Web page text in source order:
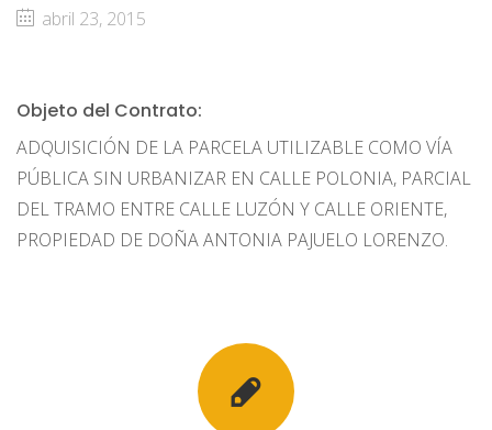
abril 23, 2015
Objeto del Contrato:
ADQUISICIÓN DE LA PARCELA UTILIZABLE COMO VÍA
PÚBLICA SIN URBANIZAR EN CALLE POLONIA, PARCIAL
DEL TRAMO ENTRE CALLE LUZÓN Y CALLE ORIENTE,
PROPIEDAD DE DOÑA ANTONIA PAJUELO LORENZO.